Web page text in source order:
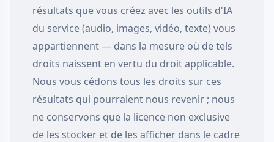
résultats que vous créez avec les outils d'IA
du service (audio, images, vidéo, texte) vous
appartiennent — dans la mesure où de tels
droits naissent en vertu du droit applicable.
Nous vous cédons tous les droits sur ces
résultats qui pourraient nous revenir ; nous
ne conservons que la licence non exclusive
de les stocker et de les afficher dans le cadre